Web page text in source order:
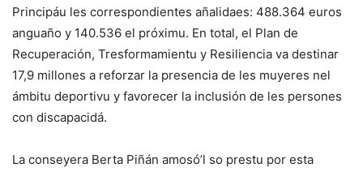
Principáu les correspondientes añalidaes: 488.364 euros
anguaño y 140.536 el próximu. En total, el Plan de
Recuperación, Tresformamientu y Resiliencia va destinar
17,9 millones a reforzar la presencia de les muyeres nel
ámbitu deportivu y favorecer la inclusión de les persones
con discapacidá.
La conseyera Berta Piñán amosó’l so prestu por esta